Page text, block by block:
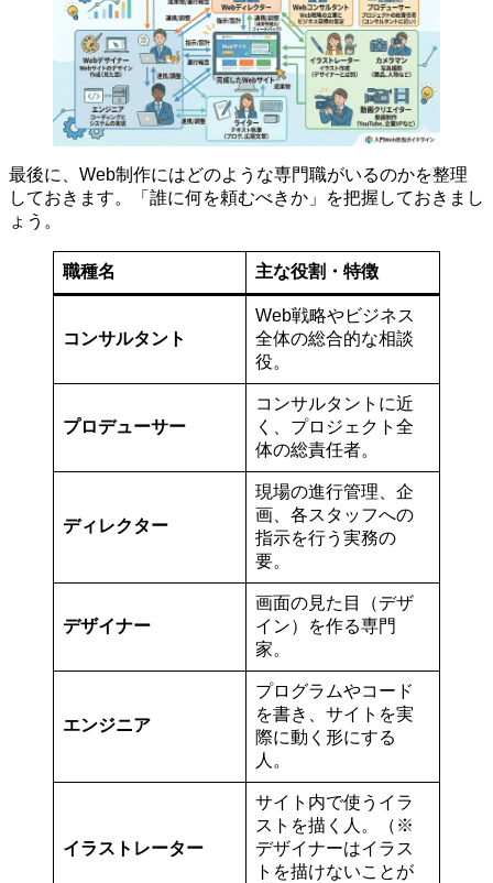
最後に、Web制作にはどのような専門職がいるのかを整理
しておきます。「誰に何を頼むべきか」を把握しておきまし
ょう。
職種名 主な役割・特徴
コンサルタント
Web戦略やビジネス
全体の総合的な相談
役。
プロデューサー
コンサルタントに近
く、プロジェクト全
体の総責任者。
ディレクター
現場の進行管理、企
画、各スタッフへの
指示を行う実務の
要。
デザイナー
画面の見た目（デザ
イン）を作る専門
家。
エンジニア
プログラムやコード
を書き、サイトを実
際に動く形にする
人。
イラストレーター
サイト内で使うイラ
ストを描く人。（※
デザイナーはイラス
トを描けないことが